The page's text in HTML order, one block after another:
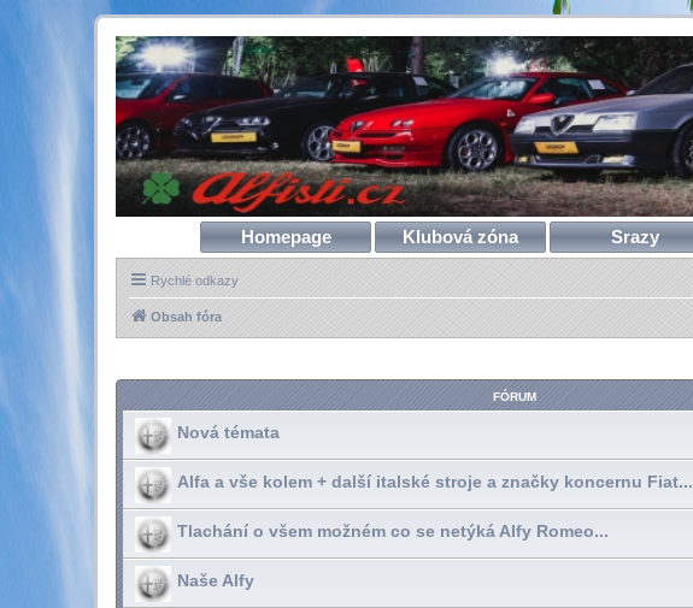
Homepage Klubová zóna Srazy
Rychlé odkazy
Obsah fóra
FÓRUM
Nová témata
Alfa a vše kolem + další italské stroje a značky koncernu Fiat...
Tlachání o všem možném co se netýká Alfy Romeo...
Naše Alfy